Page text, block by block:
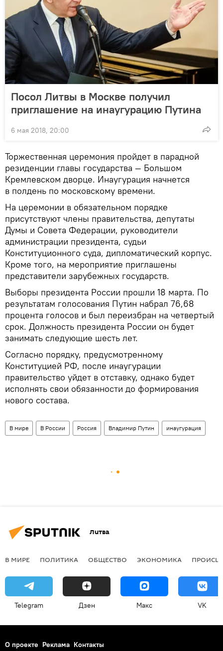
Посол Литвы в Москве получил
приглашение на инаугурацию Путина
6 мая 2018, 20:00
Торжественная церемония пройдет в парадной
резиденции главы государства — Большом
Кремлевском дворце. Инаугурация начнется
в полдень по московскому времени.
На церемонии в обязательном порядке
присутствуют члены правительства, депутаты
Думы и Совета Федерации, руководители
администрации президента, судьи
Конституционного суда, дипломатический корпус.
Кроме того, на мероприятие приглашены
представители зарубежных государств.
Выборы президента России прошли 18 марта. По
результатам голосования Путин набрал 76,68
процента голосов и был переизбран на четвертый
срок. Должность президента России он будет
занимать следующие шесть лет.
Согласно порядку, предусмотренному
Конституцией РФ, после инаугурации
правительство уйдет в отставку, однако будет
исполнять свои обязанности до формирования
нового состава.
В мире В России Россия Владимир Путин инаугурация
Литва
В МИРЕ ПОЛИТИКА ОБЩЕСТВО ЭКОНОМИКА
Telegram Дзен Макс VK
О проекте Реклама Контакты